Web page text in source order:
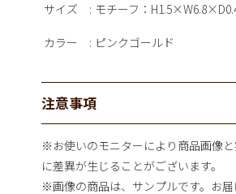
サイズ モチーフ：
カラー ピンクゴールド
注意事項
※お使いのモニターにより商品画像
に差異が生じることがございます。
※画像の商品は、サンプルです。お